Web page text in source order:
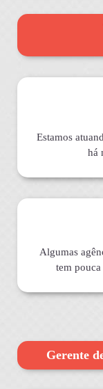
Estamos
há
Algumas
tem
Gerente